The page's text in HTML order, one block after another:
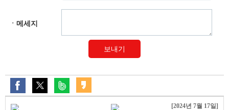
ㆍ메세지
보내기
[2024년 7월 17일]